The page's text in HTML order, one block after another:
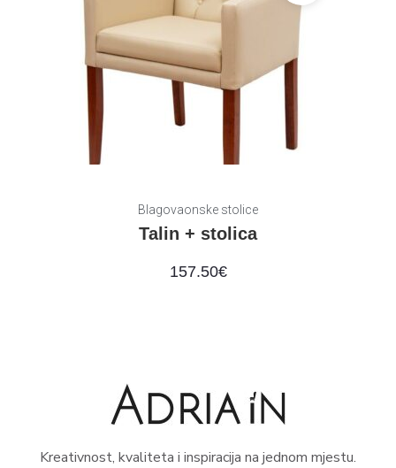
Blagovaonske stolice
Talin + stolica
157.50€
Kreativnost, kvaliteta i inspiracija na jednom mjestu.